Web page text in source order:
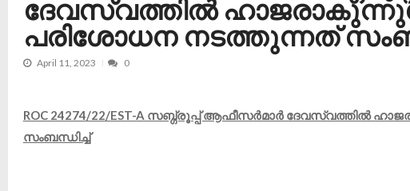
ദേവസ്വത്തിൽ
പരിശോധന നടത്തുന്നത്
April 11, 2023 0
ROC 24274/22/EST-A സബ്ഗ്രൂപ്പ് ആഫീസർമാർ
സംബന്ധിച്ച്